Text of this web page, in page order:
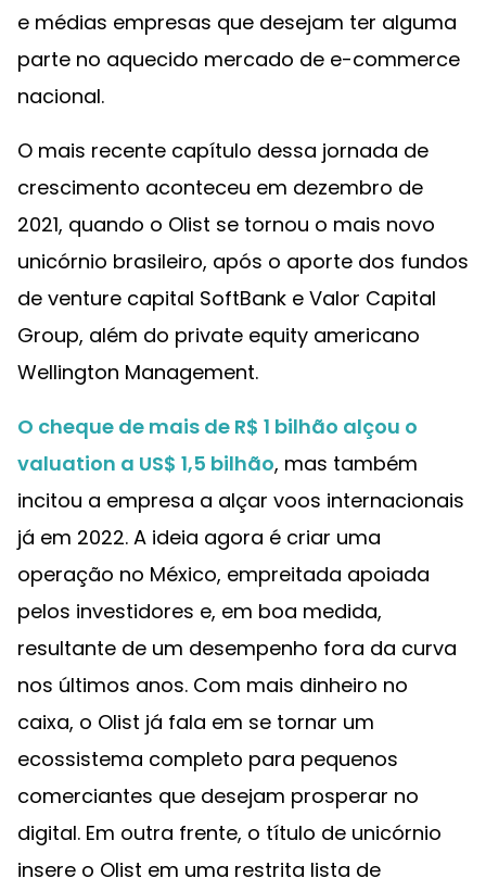
e médias empresas que desejam ter alguma
parte no aquecido mercado de e-commerce
nacional.
O mais recente capítulo dessa jornada de
crescimento aconteceu em dezembro de
2021, quando o Olist se tornou o mais novo
unicórnio brasileiro, após o aporte dos fundos
de venture capital SoftBank e Valor Capital
Group, além do private equity americano
Wellington Management.
O cheque de mais de R$ 1 bilhão alçou o
valuation a US$ 1,5 bilhão, mas também
incitou a empresa a alçar voos internacionais
já em 2022. A ideia agora é criar uma
operação no México, empreitada apoiada
pelos investidores e, em boa medida,
resultante de um desempenho fora da curva
nos últimos anos. Com mais dinheiro no
caixa, o Olist já fala em se tornar um
ecossistema completo para pequenos
comerciantes que desejam prosperar no
digital. Em outra frente, o título de unicórnio
insere o Olist em uma restrita lista de